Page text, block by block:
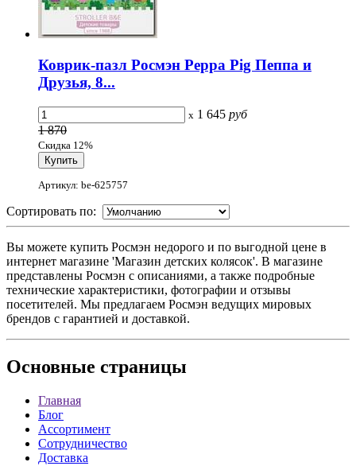
Коврик-пазл Росмэн Peppa Pig Пеппа и
Друзья, 8...
x 1 645 руб
1 870
Скидка 12%
Артикул: be-625757
Сортировать по:
Вы можете купить Росмэн недорого и по выгодной цене в
интернет магазине 'Магазин детских колясок'. В магазине
представлены Росмэн с описаниями, а также подробные
технические характеристики, фотографии и отзывы
посетителей. Мы предлагаем Росмэн ведущих мировых
брендов с гарантией и доставкой.
Основные страницы
Главная
Блог
Ассортимент
Сотрудничество
Доставка